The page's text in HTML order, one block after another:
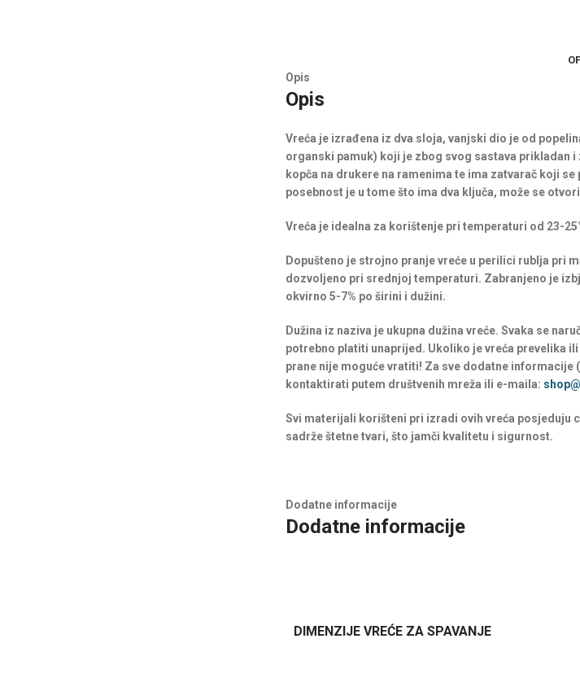
Opis
Opis
Vreća je izrađena iz dva sloja, vanjski dio je od
organski pamuk) koji je zbog svog sastava prikladan
kopča na drukere na ramenima te ima zatvarač koji
posebnost je u tome što ima dva ključa, može se
Vreća je idealna za korištenje pri temperaturi od 23-
Dopušteno je strojno pranje vreće u perilici rublja pri
dozvoljeno pri srednjoj temperaturi. Zabranjeno je
okvirno 5-7% po širini i dužini.
Dužina iz naziva je ukupna dužina vreće. Svaka se
potrebno platiti unaprijed. Ukoliko je vreća prevelika
prane nije moguće vratiti! Za sve dodatne
kontaktirati putem društvenih mreža ili e-maila:
Svi materijali korišteni pri izradi ovih vreća posjeduju
sadrže štetne tvari, što jamči kvalitetu i sigurnost.
Dodatne informacije
Dodatne informacije
DIMENZIJE VREĆE ZA SPAVANJE